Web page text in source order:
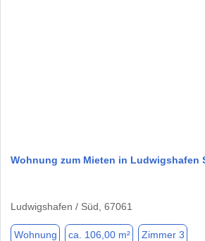
Wohnung zum Mieten in Ludwigshafen
Ludwigshafen / Süd, 67061
Wohnung ca. 106,00 m² Zimmer 3